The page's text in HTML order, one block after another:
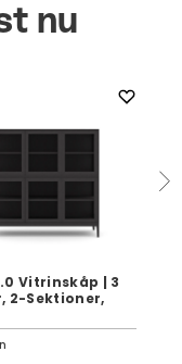
nu
Vitrinskåp | 3
2-Sektioner,